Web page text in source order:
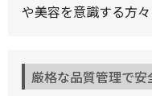
や美容を意識する方々
厳格な品質管理で安